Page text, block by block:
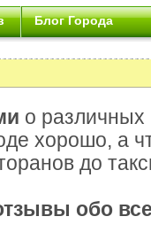
Блог Города
о различных
хорошо, а
до
обо